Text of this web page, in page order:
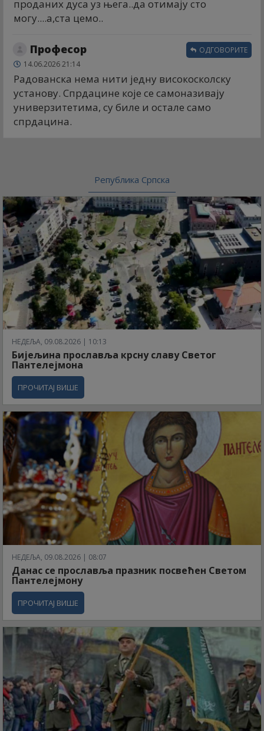
проданих дуса уз њега..да отимају сто
могу....а,ста цемо..
Професор
14.06.2026 21:14
Радованска нема нити једну високосколску
установу. Спрдацине које се самоназивају
универзитетима, су биле и остале само
спрдацина.
ОДГОВОРИТЕ
Република Српска
НЕДЕЉА, 09.08.2026 | 10:13
Бијељина прославља крсну славу Светог
Пантелејмона
ПРОЧИТАЈ ВИШЕ
НЕДЕЉА, 09.08.2026 | 08:07
Данас се прославља празник посвећен Светом
Пантелејмону
ПРОЧИТАЈ ВИШЕ